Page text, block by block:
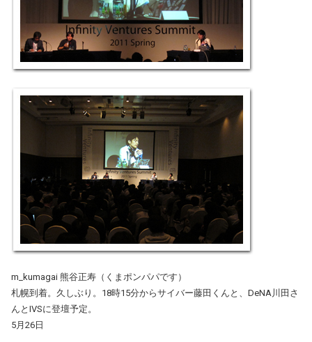
m_kumagai 熊谷正寿（くまポンパパです）
札幌到着。久しぶり。18時15分からサイバー藤田くんと、DeNA川田さ
んとIVSに登壇予定。
5月26日